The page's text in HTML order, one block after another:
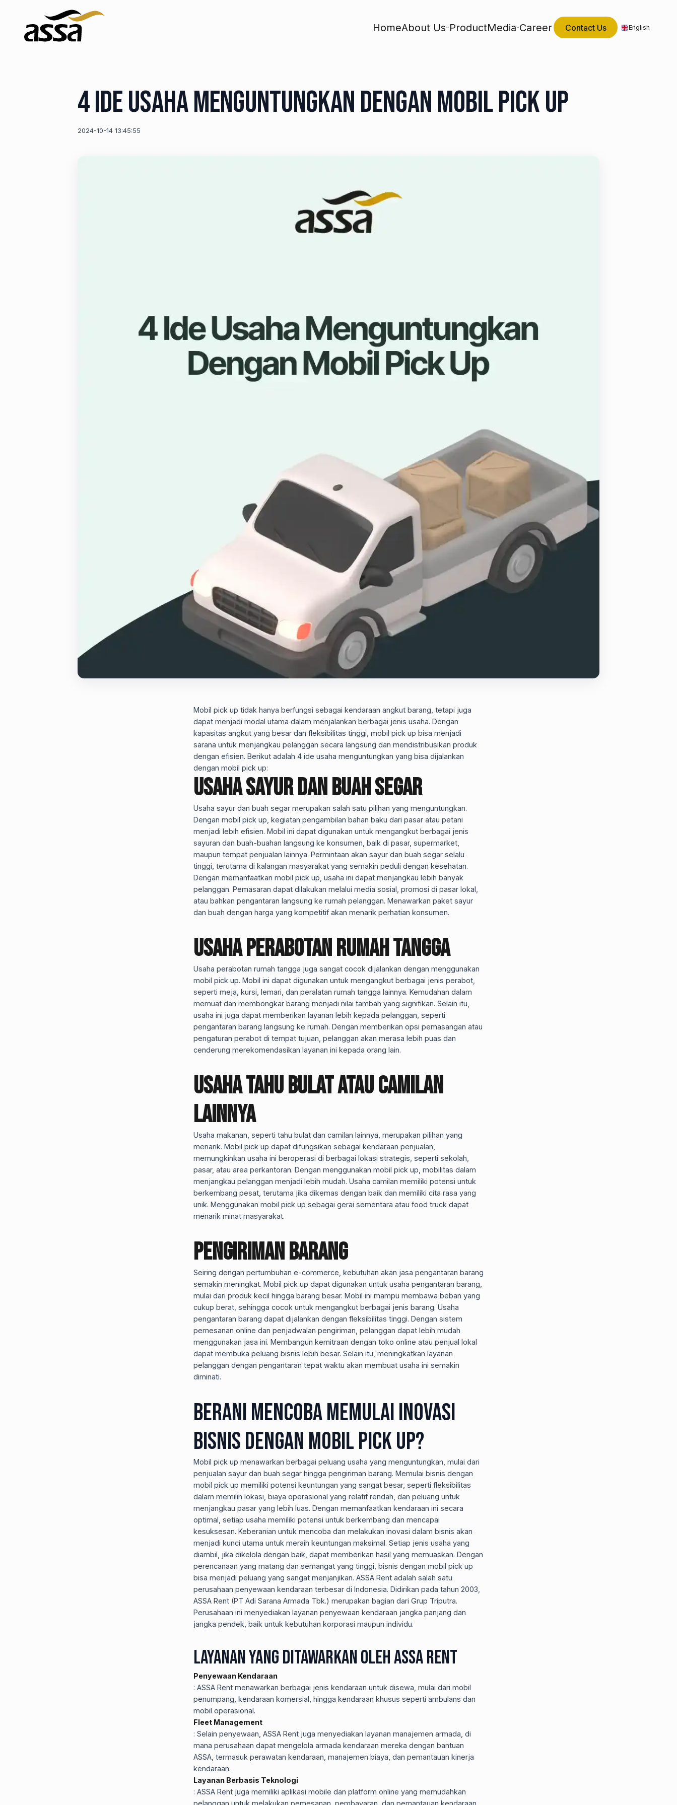
HomeAbout Us ProductMedia Career Contact Us English
4 Ide Usaha Menguntungkan Dengan Mobil Pick Up
2024-10-14 13:45:55
Mobil pick up tidak hanya berfungsi sebagai kendaraan angkut barang, tetapi juga
dapat menjadi modal utama dalam menjalankan berbagai jenis usaha. Dengan
kapasitas angkut yang besar dan fleksibilitas tinggi, mobil pick up bisa menjadi
sarana untuk menjangkau pelanggan secara langsung dan mendistribusikan produk
dengan efisien. Berikut adalah 4 ide usaha menguntungkan yang bisa dijalankan
dengan mobil pick up:
Usaha Sayur dan Buah Segar
Usaha sayur dan buah segar merupakan salah satu pilihan yang menguntungkan.
Dengan mobil pick up, kegiatan pengambilan bahan baku dari pasar atau petani
menjadi lebih efisien. Mobil ini dapat digunakan untuk mengangkut berbagai jenis
sayuran dan buah-buahan langsung ke konsumen, baik di pasar, supermarket,
maupun tempat penjualan lainnya. Permintaan akan sayur dan buah segar selalu
tinggi, terutama di kalangan masyarakat yang semakin peduli dengan kesehatan.
Dengan memanfaatkan mobil pick up, usaha ini dapat menjangkau lebih banyak
pelanggan. Pemasaran dapat dilakukan melalui media sosial, promosi di pasar lokal,
atau bahkan pengantaran langsung ke rumah pelanggan. Menawarkan paket sayur
dan buah dengan harga yang kompetitif akan menarik perhatian konsumen.
Usaha Perabotan Rumah Tangga
Usaha perabotan rumah tangga juga sangat cocok dijalankan dengan menggunakan
mobil pick up. Mobil ini dapat digunakan untuk mengangkut berbagai jenis perabot,
seperti meja, kursi, lemari, dan peralatan rumah tangga lainnya. Kemudahan dalam
memuat dan membongkar barang menjadi nilai tambah yang signifikan. Selain itu,
usaha ini juga dapat memberikan layanan lebih kepada pelanggan, seperti
pengantaran barang langsung ke rumah. Dengan memberikan opsi pemasangan atau
pengaturan perabot di tempat tujuan, pelanggan akan merasa lebih puas dan
cenderung merekomendasikan layanan ini kepada orang lain.
Usaha Tahu Bulat atau Camilan
Lainnya
Usaha makanan, seperti tahu bulat dan camilan lainnya, merupakan pilihan yang
menarik. Mobil pick up dapat difungsikan sebagai kendaraan penjualan,
memungkinkan usaha ini beroperasi di berbagai lokasi strategis, seperti sekolah,
pasar, atau area perkantoran. Dengan menggunakan mobil pick up, mobilitas dalam
menjangkau pelanggan menjadi lebih mudah. Usaha camilan memiliki potensi untuk
berkembang pesat, terutama jika dikemas dengan baik dan memiliki cita rasa yang
unik. Menggunakan mobil pick up sebagai gerai sementara atau food truck dapat
menarik minat masyarakat.
Pengiriman Barang
Seiring dengan pertumbuhan e-commerce, kebutuhan akan jasa pengantaran barang
semakin meningkat. Mobil pick up dapat digunakan untuk usaha pengantaran barang,
mulai dari produk kecil hingga barang besar. Mobil ini mampu membawa beban yang
cukup berat, sehingga cocok untuk mengangkut berbagai jenis barang. Usaha
pengantaran barang dapat dijalankan dengan fleksibilitas tinggi. Dengan sistem
pemesanan online dan penjadwalan pengiriman, pelanggan dapat lebih mudah
menggunakan jasa ini. Membangun kemitraan dengan toko online atau penjual lokal
dapat membuka peluang bisnis lebih besar. Selain itu, meningkatkan layanan
pelanggan dengan pengantaran tepat waktu akan membuat usaha ini semakin
diminati.
Berani Mencoba Memulai Inovasi
Bisnis Dengan Mobil Pick Up?
Mobil pick up menawarkan berbagai peluang usaha yang menguntungkan, mulai dari
penjualan sayur dan buah segar hingga pengiriman barang. Memulai bisnis dengan
mobil pick up memiliki potensi keuntungan yang sangat besar, seperti fleksibilitas
dalam memilih lokasi, biaya operasional yang relatif rendah, dan peluang untuk
menjangkau pasar yang lebih luas. Dengan memanfaatkan kendaraan ini secara
optimal, setiap usaha memiliki potensi untuk berkembang dan mencapai
kesuksesan. Keberanian untuk mencoba dan melakukan inovasi dalam bisnis akan
menjadi kunci utama untuk meraih keuntungan maksimal. Setiap jenis usaha yang
diambil, jika dikelola dengan baik, dapat memberikan hasil yang memuaskan. Dengan
perencanaan yang matang dan semangat yang tinggi, bisnis dengan mobil pick up
bisa menjadi peluang yang sangat menjanjikan. ASSA Rent adalah salah satu
perusahaan penyewaan kendaraan terbesar di Indonesia. Didirikan pada tahun 2003,
ASSA Rent (PT Adi Sarana Armada Tbk.) merupakan bagian dari Grup Triputra.
Perusahaan ini menyediakan layanan penyewaan kendaraan jangka panjang dan
jangka pendek, baik untuk kebutuhan korporasi maupun individu.
Layanan yang Ditawarkan oleh ASSA Rent
Penyewaan Kendaraan
: ASSA Rent menawarkan berbagai jenis kendaraan untuk disewa, mulai dari mobil
penumpang, kendaraan komersial, hingga kendaraan khusus seperti ambulans dan
mobil operasional.
Fleet Management
: Selain penyewaan, ASSA Rent juga menyediakan layanan manajemen armada, di
mana perusahaan dapat mengelola armada kendaraan mereka dengan bantuan
ASSA, termasuk perawatan kendaraan, manajemen biaya, dan pemantauan kinerja
kendaraan.
Layanan Berbasis Teknologi
: ASSA Rent juga memiliki aplikasi mobile dan platform online yang memudahkan
pelanggan untuk melakukan pemesanan, pembayaran, dan pemantauan kendaraan